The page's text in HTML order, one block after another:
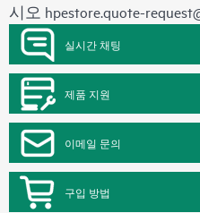
시오 hpestore.quote-
실시간 채팅
제품 지원
이메일 문의
구입 방법